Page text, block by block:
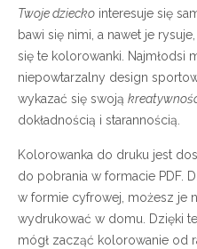
Twoje dziecko interesuje się
bawi się nimi, a nawet je
się te kolorowanki. Najmłodsi
niepowtarzalny design
wykazać się swoją
dokładnością i starannością.
Kolorowanka do druku jest
do pobrania w formacie PDF.
w formie cyfrowej, możesz je
wydrukować w domu. Dzięki
mógł zacząć kolorowanie od